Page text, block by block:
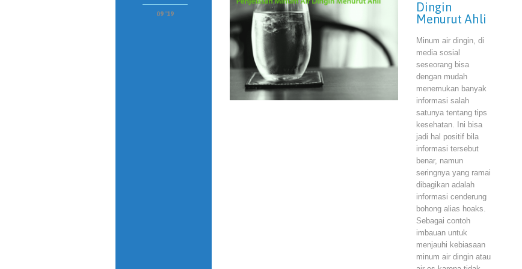
09 '19
Dingin
Menurut Ahli
Minum air dingin, di
media sosial
seseorang bisa
dengan mudah
menemukan banyak
informasi salah
satunya tentang tips
kesehatan. Ini bisa
jadi hal positif bila
informasi tersebut
benar, namun
seringnya yang ramai
dibagikan adalah
informasi cenderung
bohong alias hoaks.
Sebagai contoh
imbauan untuk
menjauhi kebiasaan
minum air dingin atau